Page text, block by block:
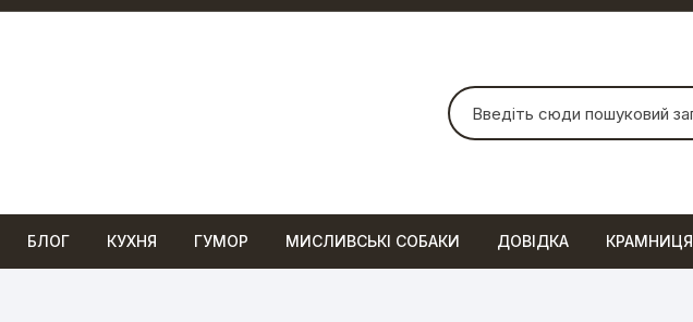
Шукати:
БЛОГ КУХНЯ ГУМОР МИСЛИВСЬКІ СОБАКИ ДОВІДКА КРАМНИЦЯ